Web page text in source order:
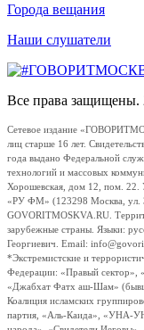
Города вещания
Наши слушатели
Все права защищены.
Сетевое издание
лиц старше 16 лет.
года выдано Федеральной
технологий и массовых
Хорошевская, дом 12, пом. 22.
«РУ ФМ» (123298 Москва, ул.
GOVORITMOSKVA.RU.
зарубежные страны. Языки:
Георгиевич. Email:
*Экстремистские и
Федерации: «Правый сектор»,
«Джабхат Фатх аш-Шам»
Коалиция исламских
партия, «Аль-Каида», «УНА-